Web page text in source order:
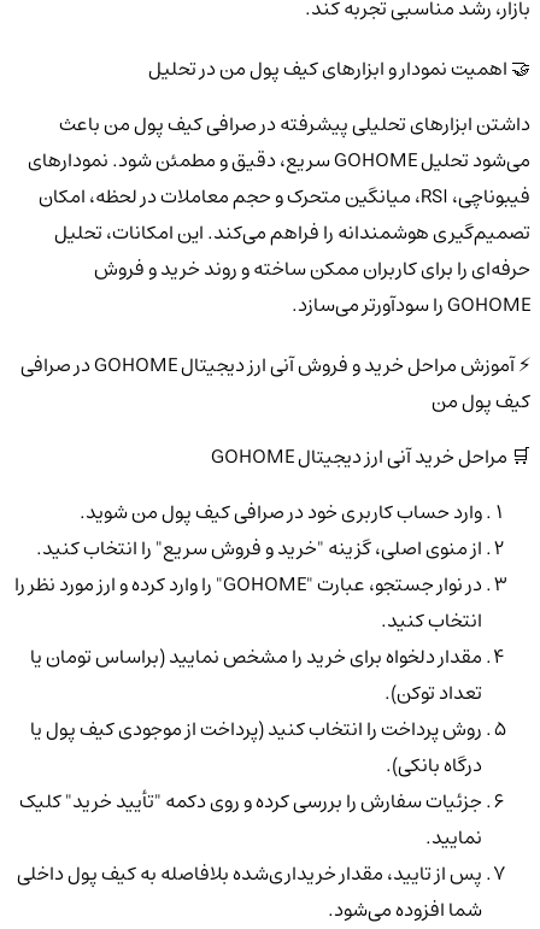
بازار، رشد مناسبی تجربه کند.
🤝 اهمیت نمودار و ابزارهای کیف پول من در تحلیل
داشتن ابزارهای تحلیلی پیشرفته در صرافی کیف پول من باعث
می‌شود تحلیل GOHOME سریع، دقیق و مطمئن شود. نمودارهای
فیبوناچی، RSI، میانگین متحرک و حجم معاملات در لحظه، امکان
تصمیم‌گیری هوشمندانه را فراهم می‌کند. این امکانات، تحلیل
حرفه‌ای را برای کاربران ممکن ساخته و روند خرید و فروش
GOHOME را سودآورتر می‌سازد.
⚡ آموزش مراحل خرید و فروش آنی ارز دیجیتال GOHOME در صرافی
کیف پول من
🛒 مراحل خرید آنی ارز دیجیتال GOHOME
وارد حساب کاربری خود در صرافی کیف پول من شوید.
از منوی اصلی، گزینه "خرید و فروش سریع" را انتخاب کنید.
در نوار جستجو، عبارت "GOHOME" را وارد کرده و ارز مورد نظر را
انتخاب کنید.
مقدار دلخواه برای خرید را مشخص نمایید (براساس تومان یا
تعداد توکن).
روش پرداخت را انتخاب کنید (پرداخت از موجودی کیف پول یا
درگاه بانکی).
جزئیات سفارش را بررسی کرده و روی دکمه "تأیید خرید" کلیک
نمایید.
پس از تایید، مقدار خریداری‌شده بلافاصله به کیف پول داخلی
شما افزوده می‌شود.